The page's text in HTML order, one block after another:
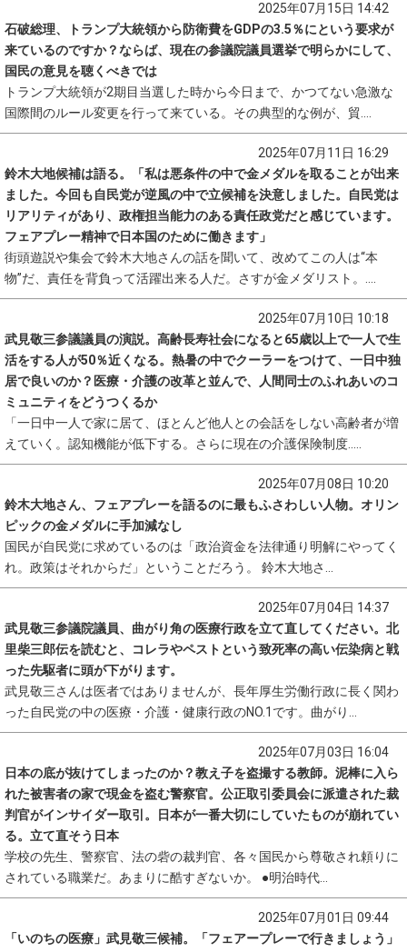
2025年07月15日 14:42
石破総理、トランプ大統領から防衛費をGDPの3.5％にという要求が
来ているのですか？ならば、現在の参議院議員選挙で明らかにして、
国民の意見を聴くべきでは
トランプ大統領が2期目当選した時から今日まで、かつてない急激な
国際間のルール変更を行って来ている。その典型的な例が、貿....
2025年07月11日 16:29
鈴木大地候補は語る。「私は悪条件の中で金メダルを取ることが出来
ました。今回も自民党が逆風の中で立候補を決意しました。自民党は
リアリティがあり、政権担当能力のある責任政党だと感じています。
フェアプレー精神で日本国のために働きます」
街頭遊説や集会で鈴木大地さんの話を聞いて、改めてこの人は“本
物”だ、責任を背負って活躍出来る人だ。さすが金メダリスト。....
2025年07月10日 10:18
武見敬三参議議員の演説。高齢長寿社会になると65歳以上で一人で生
活をする人が50％近くなる。熱暑の中でクーラーをつけて、一日中独
居で良いのか？医療・介護の改革と並んで、人間同士のふれあいのコ
ミュニティをどうつくるか
「一日中一人で家に居て、ほとんど他人との会話をしない高齢者が増
えていく。認知機能が低下する。さらに現在の介護保険制度.....
2025年07月08日 10:20
鈴木大地さん、フェアプレーを語るのに最もふさわしい人物。オリン
ピックの金メダルに手加減なし
国民が自民党に求めているのは「政治資金を法律通り明解にやってく
れ。政策はそれからだ」ということだろう。 鈴木大地さ...
2025年07月04日 14:37
武見敬三参議院議員、曲がり角の医療行政を立て直してください。北
里柴三郎伝を読むと、コレラやペストという致死率の高い伝染病と戦
った先駆者に頭が下がります。
武見敬三さんは医者ではありませんが、長年厚生労働行政に長く関わ
った自民党の中の医療・介護・健康行政のNO.1です。曲がり...
2025年07月03日 16:04
日本の底が抜けてしまったのか？教え子を盗撮する教師。泥棒に入ら
れた被害者の家で現金を盗む警察官。公正取引委員会に派遣された裁
判官がインサイダー取引。日本が一番大切にしていたものが崩れてい
る。立て直そう日本
学校の先生、警察官、法の砦の裁判官、各々国民から尊敬され頼りに
されている職業だ。あまりに酷すぎないか。 ●明治時代...
2025年07月01日 09:44
「いのちの医療」武見敬三候補。「フェアープレーで行きましょう」